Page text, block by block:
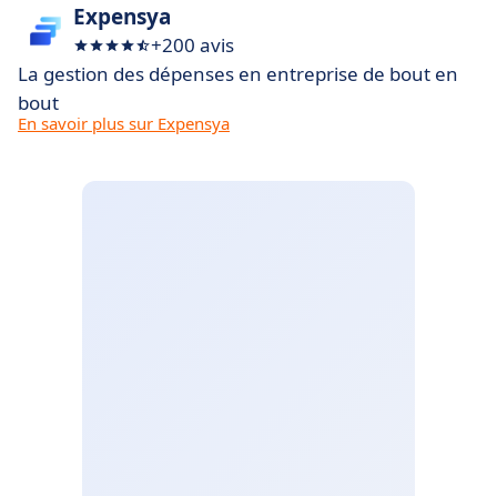
Expensya
+200 avis
La gestion des dépenses en entreprise de bout en
bout
En savoir plus sur Expensya